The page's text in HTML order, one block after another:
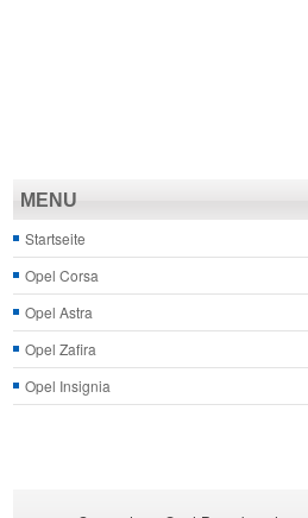
MENU
Startseite
Opel Corsa
Opel Astra
Opel Zafira
Opel Insignia